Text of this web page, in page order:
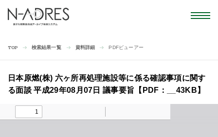
TOP 検索結果一覧 資料詳細 PDFビューアー
日本原燃(株) 六ヶ所再処理施設等に係る確認事項に関す
る面談 平成29年08月07日 議事要旨【PDF：__43KB】